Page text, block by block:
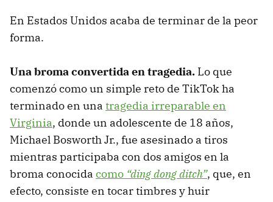
En Estados Unidos acaba de terminar de la peor
forma.
Una broma convertida en tragedia. Lo que
comenzó como un simple reto de TikTok ha
terminado en una tragedia irreparable en
Virginia, donde un adolescente de 18 años,
Michael Bosworth Jr., fue asesinado a tiros
mientras participaba con dos amigos en la
broma conocida como “ding dong ditch”, que, en
efecto, consiste en tocar timbres y huir